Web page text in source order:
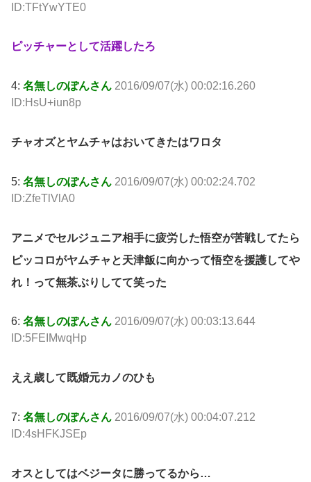
ID:TFtYwYTE0
ピッチャーとして活躍したろ
4: 名無しのぽんさん 2016/09/07(水) 00:02:16.260
ID:HsU+iun8p
チャオズとヤムチャはおいてきたはワロタ
5: 名無しのぽんさん 2016/09/07(水) 00:02:24.702
ID:ZfeTlVlA0
アニメでセルジュニア相手に疲労した悟空が苦戦してたら
ピッコロがヤムチャと天津飯に向かって悟空を援護してや
れ！って無茶ぶりしてて笑った
6: 名無しのぽんさん 2016/09/07(水) 00:03:13.644
ID:5FEIMwqHp
ええ歳して既婚元カノのひも
7: 名無しのぽんさん 2016/09/07(水) 00:04:07.212
ID:4sHFKJSEp
オスとしてはベジータに勝ってるから…